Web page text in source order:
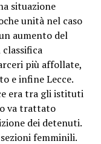
situazione
unità nel caso
aumento del
più affollate,
e infine Lecce.
era tra gli istituti
va trattato
dei detenuti.
femminili.